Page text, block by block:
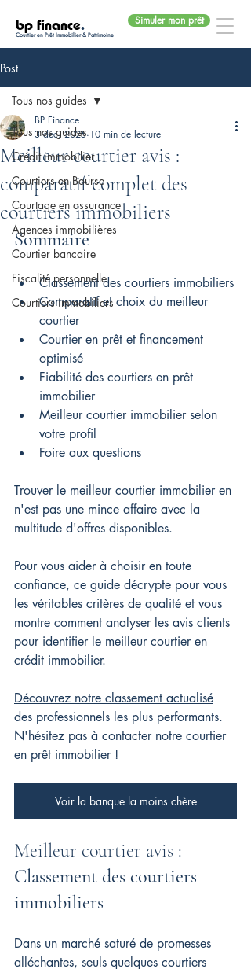
bp finance.
Courtier en Prêt Immobilier & Patrimoine
Simuler mon prêt
Post
Tous nos guides
Crédit immobilier
Courtiers en Bourse
Courtage en assurance
Agences immobilières
Courtier bancaire
Fiscalité personnelle
Courtiers immobiliers
Tous nos guides
Meilleur courtier avis :
comparatif complet des
courtiers immobiliers
BP Finance
3 déc. 2025 10 min de lecture
Sommaire
Classement des courtiers immobiliers
Comparatif et choix du meilleur
courtier
Courtier en prêt et financement
optimisé
Fiabilité des courtiers en prêt
immobilier
Meilleur courtier immobilier selon
votre profil
Foire aux questions
Trouver le meilleur courtier immobilier en
n'est pas une mince affaire avec la
multitude d'offres disponibles.
Pour vous aider à choisir en toute
confiance, ce guide décrypte pour vous
les véritables critères de qualité et vous
montre comment analyser les avis clients
pour identifier le meilleur courtier en
crédit immobilier.
Découvrez notre classement actualisé
des professionnels les plus performants.
N'hésitez pas à contacter notre courtier
en prêt immobilier !
Voir la banque la moins chère
Meilleur courtier avis :
Classement des courtiers
immobiliers
Dans un marché saturé de promesses
alléchantes, seuls quelques courtiers